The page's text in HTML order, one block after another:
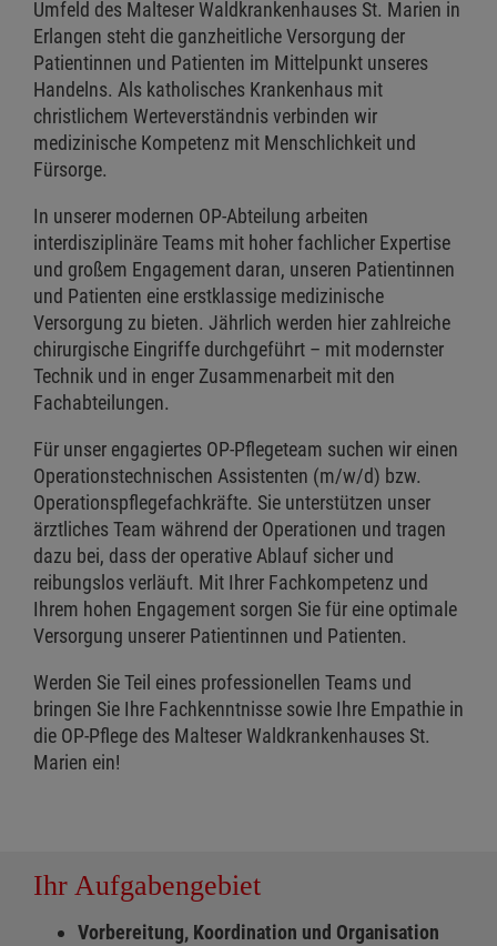
Umfeld des Malteser Waldkrankenhauses St. Marien in
Erlangen steht die ganzheitliche Versorgung der
Patientinnen und Patienten im Mittelpunkt unseres
Handelns. Als katholisches Krankenhaus mit
christlichem Werteverständnis verbinden wir
medizinische Kompetenz mit Menschlichkeit und
Fürsorge.
In unserer modernen OP-Abteilung arbeiten
interdisziplinäre Teams mit hoher fachlicher Expertise
und großem Engagement daran, unseren Patientinnen
und Patienten eine erstklassige medizinische
Versorgung zu bieten. Jährlich werden hier zahlreiche
chirurgische Eingriffe durchgeführt – mit modernster
Technik und in enger Zusammenarbeit mit den
Fachabteilungen.
Für unser engagiertes OP-Pflegeteam suchen wir einen
Operationstechnischen Assistenten (m/w/d) bzw.
Operationspflegefachkräfte. Sie unterstützen unser
ärztliches Team während der Operationen und tragen
dazu bei, dass der operative Ablauf sicher und
reibungslos verläuft. Mit Ihrer Fachkompetenz und
Ihrem hohen Engagement sorgen Sie für eine optimale
Versorgung unserer Patientinnen und Patienten.
Werden Sie Teil eines professionellen Teams und
bringen Sie Ihre Fachkenntnisse sowie Ihre Empathie in
die OP-Pflege des Malteser Waldkrankenhauses St.
Marien ein!
Ihr Aufgabengebiet
Vorbereitung, Koordination und Organisation